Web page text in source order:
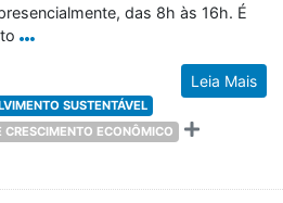
das 8h às 16h. É
Leia Mais
SUSTENTÁVEL
ECONÔMICO